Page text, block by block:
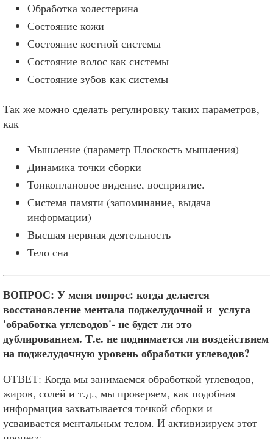
Обработка холестерина
Состояние кожи
Состояние костной системы
Состояние волос как системы
Состояние зубов как системы
Так же можно сделать регулировку таких параметров,
как
Мышление (параметр Плоскость мышления)
Динамика точки сборки
Тонкоплановое видение, восприятие.
Система памяти (запоминание, выдача
информации)
Высшая нервная деятельность
Тело сна
ВОПРОС: У меня вопрос: когда делается
восстановление ментала поджелудочной и услуга
'обработка углеводов'- не будет ли это
дублированием. Т.е. не поднимается ли воздействием
на поджелудочную уровень обработки углеводов?
ОТВЕТ: Когда мы занимаемся обработкой углеводов,
жиров, солей и т.д., мы проверяем, как подобная
информация захватывается точкой сборки и
усваивается ментальным телом. И активизируем этот